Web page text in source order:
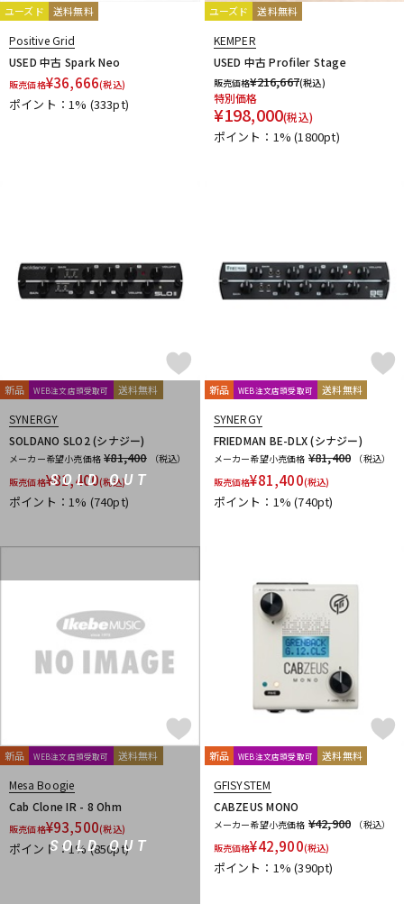
ユーズド 送料無料
Positive Grid
USED 中古 Spark Neo
販売価格¥36,666(税込)
ポイント：1% (333pt)
ユーズド 送料無料
KEMPER
USED 中古 Profiler Stage
販売価格¥216,667(税込)
特別価格
¥198,000(税込)
ポイント：1%(1800pt)
SOLD OUT
新品 WEB注文店頭受取可 送料無料
SYNERGY
SOLDANO SLO2 (シナジー)
メーカー希望小売価格 ¥81,400
（税込）
販売価格¥81,400(税込)
ポイント：1% (740pt)
新品 WEB注文店頭受取可 送料無料
SYNERGY
FRIEDMAN BE-DLX (シナジー)
メーカー希望小売価格 ¥81,400
（税込）
販売価格¥81,400(税込)
ポイント：1%(740pt)
SOLD OUT
新品 WEB注文店頭受取可 送料無料
Mesa Boogie
Cab Clone IR - 8 Ohm
販売価格¥93,500(税込)
ポイント：1%(850pt)
新品 WEB注文店頭受取可 送料無料
GFISYSTEM
CABZEUS MONO
メーカー希望小売価格 ¥42,900
（税込）
販売価格¥42,900(税込)
ポイント：1%(390pt)